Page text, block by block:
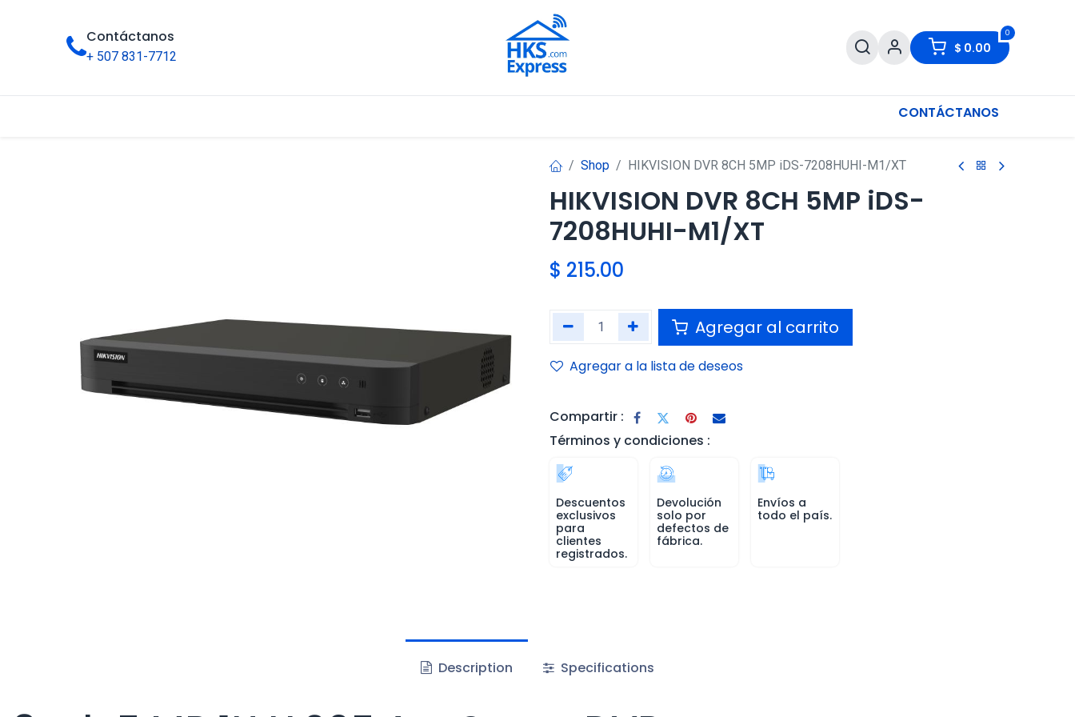
Contáctanos
+ 507 831-7712
0
$ 0.00
CONTÁCTANOS
Shop HIKVISION DVR 8CH 5MP iDS-7208HUHI-M1/XT
HIKVISION DVR 8CH 5MP iDS-
7208HUHI-M1/XT
$ 215.00
Agregar al carrito
Agregar a la lista de deseos
Compartir :
Términos y condiciones :
Descuentos
exclusivos
para
clientes
registrados.
Devolución
solo por
defectos de
fábrica.
Envíos a
todo el país.
Description Specifications